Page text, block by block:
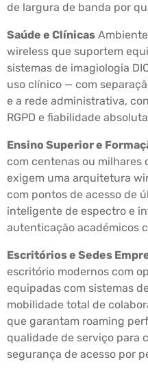
de largura de banda por
Saúde e Clínicas
wireless que suportem
sistemas de imagiologia
uso clínico — com
e a rede administrativa,
RGPD e fiabilidade
Ensino Superior e
com centenas ou milhares
exigem uma arquitetura
com pontos de acesso de
inteligente de espectro e
autenticação académicos
Escritórios e Sedes
escritório modernos com
equipadas com sistemas
mobilidade total de
que garantam roaming
qualidade de serviço para
segurança de acesso por